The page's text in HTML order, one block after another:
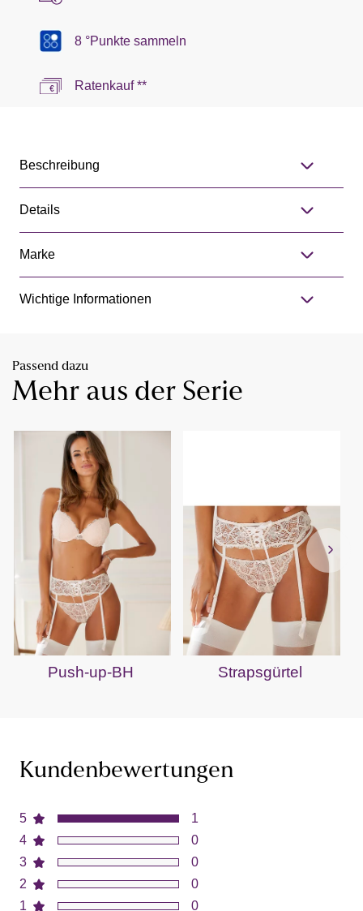
8 °Punkte sammeln
Ratenkauf **
Beschreibung
Details
Marke
Wichtige Informationen
Passend dazu
Mehr aus der Serie
Push-up-BH Strapsgürtel
Kundenbewertungen
5
4
3
2
1
1
0
0
0
0